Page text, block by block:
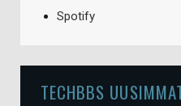
Spotify
TECHBBS